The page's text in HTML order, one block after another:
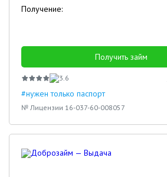
Получение:
Получить займ
3.6
#нужен только паспорт
№ Лицензии 16-037-60-008057